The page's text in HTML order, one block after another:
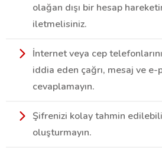
olağan dışı bir hesap
iletmelisiniz.
İnternet veya cep
iddia eden çağrı, mesaj ve e-
cevaplamayın.
Şifrenizi kolay tahmin
oluşturmayın.